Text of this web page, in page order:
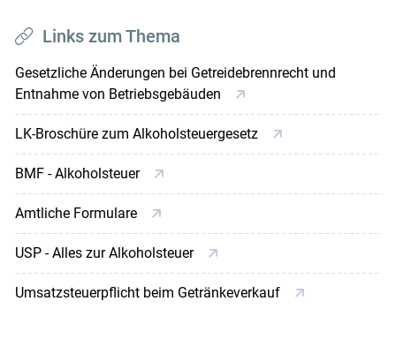
Links zum Thema
Gesetzliche Änderungen bei Getreidebrennrecht und
Entnahme von Betriebsgebäuden
LK-Broschüre zum Alkoholsteuergesetz
BMF - Alkoholsteuer
Amtliche Formulare
USP - Alles zur Alkoholsteuer
Umsatzsteuerpflicht beim Getränkeverkauf